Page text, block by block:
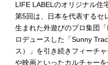
LIFE LABELのオリジナル住
第5回は、日本を代表するセ
生まれた外遊びのプロ集団
ロデュースした「Sunny
ス）」を引き続きフィーチ
や映画といったカルチャー